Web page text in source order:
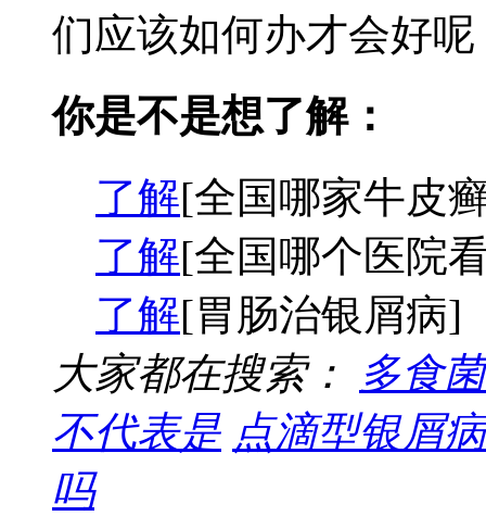
们应该如何办才会好
你是不是想了解：
了解[全国哪家牛皮
了解[全国哪个医院
了解[胃肠治银屑病]
大家都在搜索：
多食
不代表是 点滴型银屑
吗